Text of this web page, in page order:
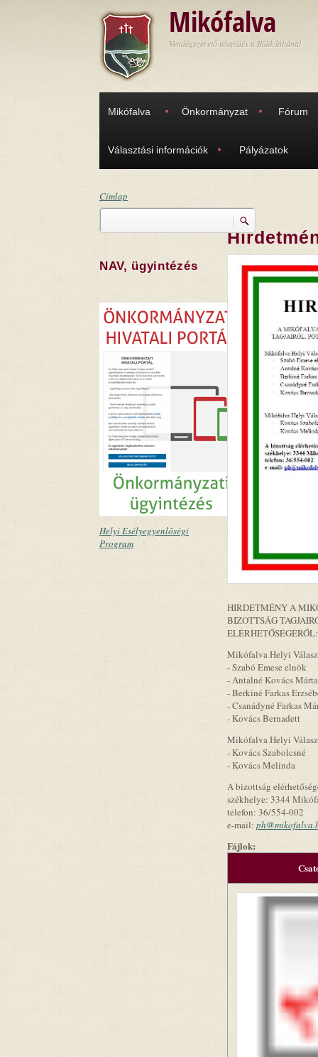
Mikófalva
Vendégszerető település a Bükk lábánál
Mikófalva Önkormányzat Fórum
Választási információk Pályázatok
Címlap
Keresés
NAV, ügyintézés
Helyi Esélyegyenlőségi
Program
HIRDETMÉNY A
BIZOTTSÁG
ELÉRHETŐSÉGÉRŐL:
Mikófalva Helyi
- Szabó Emese elnök
- Antalné Kovács
- Berkiné Farkas
- Csanádyné Farkas
- Kovács Bernadett
Mikófalva Helyi
- Kovács Szabolcsné
- Kovács Melinda
A bizottság
székhelye: 3344
telefon: 36/554-002
e-mail:
Fájlok: